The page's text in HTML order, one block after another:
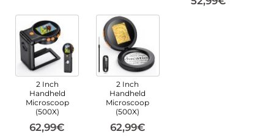
2 Inch
Handheld
Microscoop
(500X)
62,99€
2 Inch
Handheld
Microscoop
(500X)
62,99€